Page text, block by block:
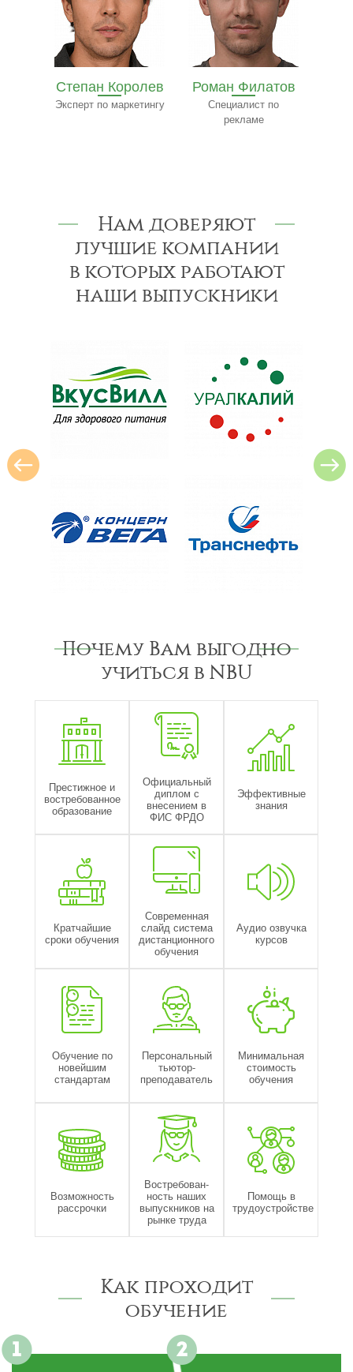
Роман Филатов
Специалист по
Павел
Трофимов
Эксперт-консультант
Нам доверяют
лучшие компании
в которых работают
наши выпускники
Почему Вам выгодно
учиться в NBU
Престижное и
востребованное
образование
Официальный
диплом с
внесением в
ФИС ФРДО
Эффективные
знания
Кратчайшие
сроки обучения
Современная
слайд система
дистанционного
обучения
Аудио озвучка
курсов
Обучение по
новейшим
стандартам
Персональный
тьютор-
преподаватель
Минимальная
стоимость
обучения
Возможность
рассрочки
Востребован-
ность наших
выпускников на
рынке труда
Помощь в
трудоустройстве
Как проходит
обучение